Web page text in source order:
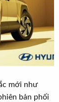
mới như
bản phối